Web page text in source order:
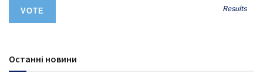
Results
Останні новини